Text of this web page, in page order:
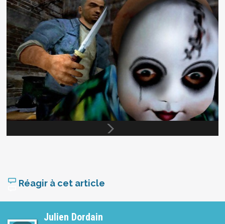
Réagir à cet article
Julien Dordain